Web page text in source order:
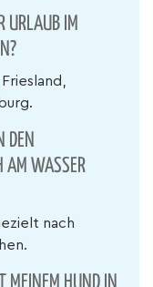
URLAUB IM
DEN
AM WASSER
nach